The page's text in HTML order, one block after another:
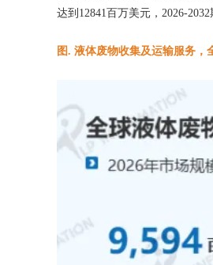
达到12841百万美元，2026-
图. 液体废物收集及运输服务，